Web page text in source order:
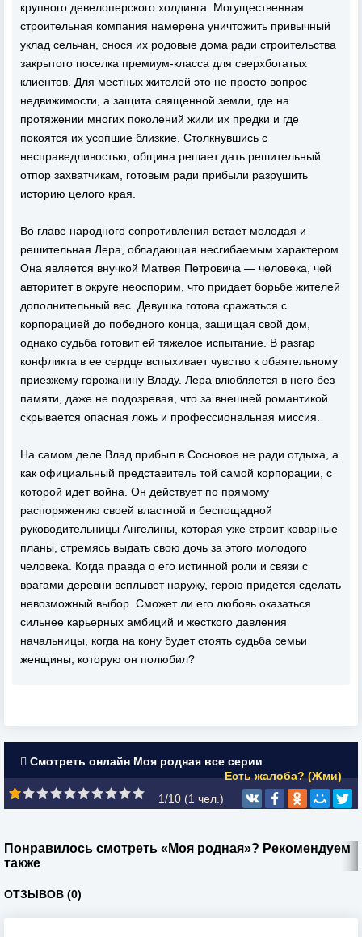
крупного девелоперского холдинга. Могущественная
строительная компания намерена уничтожить привычный
уклад сельчан, снося их родовые дома ради строительства
закрытого поселка премиум-класса для сверхбогатых
клиентов. Для местных жителей это не просто вопрос
недвижимости, а защита священной земли, где на
протяжении многих поколений жили их предки и где
покоятся их усопшие близкие. Столкнувшись с
несправедливостью, община решает дать решительный
отпор захватчикам, готовым ради прибыли разрушить
историю целого края.
Во главе народного сопротивления встает молодая и
решительная Лера, обладающая несгибаемым характером.
Она является внучкой Матвея Петровича — человека, чей
авторитет в округе неоспорим, что придает борьбе жителей
дополнительный вес. Девушка готова сражаться с
корпорацией до победного конца, защищая свой дом,
однако судьба готовит ей тяжелое испытание. В разгар
конфликта в ее сердце вспыхивает чувство к обаятельному
приезжему горожанину Владу. Лера влюбляется в него без
памяти, даже не подозревая, что за внешней романтикой
скрывается опасная ложь и профессиональная миссия.
На самом деле Влад прибыл в Сосновое не ради отдыха, а
как официальный представитель той самой корпорации, с
которой идет война. Он действует по прямому
распоряжению своей властной и беспощадной
руководительницы Ангелины, которая уже строит коварные
планы, стремясь выдать свою дочь за этого молодого
человека. Когда правда о его истинной роли и связи с
врагами деревни всплывет наружу, герою придется сделать
невозможный выбор. Сможет ли его любовь оказаться
сильнее карьерных амбиций и жесткого давления
начальницы, когда на кону будет стоять судьба семьи
женщины, которую он полюбил?
Смотреть онлайн Моя родная все серии
Есть жалоба? (Жми)
1/10 (1 чел.)
Понравилось смотреть «Моя родная»? Рекомендуем
также
ОТЗЫВОВ (0)